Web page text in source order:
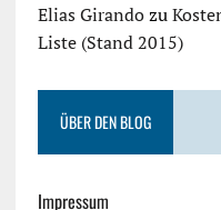
Elias Girandozu
Liste (Stand 2015)
ÜBER DEN BLOG
Impressum